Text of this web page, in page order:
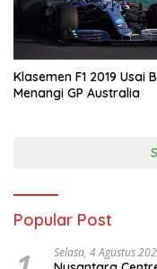
Klasemen F1 2019 Usai
Menangi GP Australia
Popular Post
Selasa, 4 Agustus